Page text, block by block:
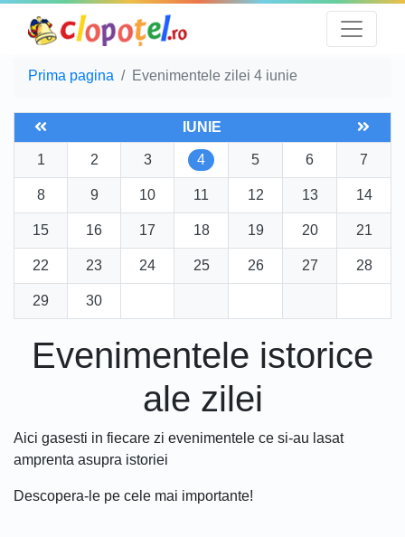
Prima pagina Evenimentele zilei 4 iunie
IUNIE
1 2 3 4 5 6 7
8 9 10 11 12 13 14
15 16 17 18 19 20 21
22 23 24 25 26 27 28
29 30
Evenimentele istorice
ale zilei
Aici gasesti in fiecare zi evenimentele ce si-au lasat
amprenta asupra istoriei
Descopera-le pe cele mai importante!